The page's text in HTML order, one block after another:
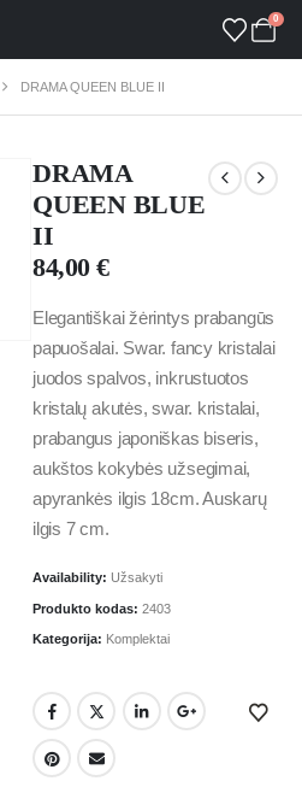
0
DRAMA QUEEN BLUE II
DRAMA
QUEEN BLUE
II
84,00€
Elegantiškai žėrintys prabangūs
papuošalai. Swar. fancy kristalai
juodos spalvos, inkrustuotos
kristalų akutės, swar. kristalai,
prabangus japoniškas biseris,
aukštos kokybės užsegimai,
apyrankės ilgis 18cm. Auskarų
ilgis 7 cm.
Availability: Užsakyti
Produkto kodas: 2403
Kategorija: Komplektai